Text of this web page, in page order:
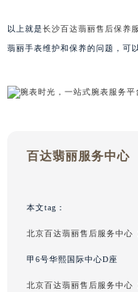
以上就是长沙百达翡丽售后保养
翡丽手表维护和保养的问题，可
百达翡丽服务中心
本文tag：
北京百达翡丽售后服务中心
甲6号华熙国际中心D座
北京百达翡丽售后服务中心